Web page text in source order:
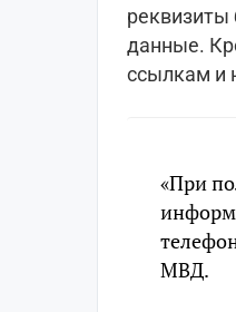
реквизиты
данные.
ссылкам и
«При
МВД.